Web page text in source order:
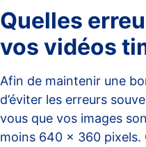
Quelles
vos vidéos
Afin de maintenir une
d’éviter les erreurs
vous que vos images
moins 640 x 360 pixels.